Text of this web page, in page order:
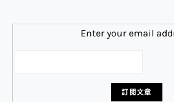
Enter your email